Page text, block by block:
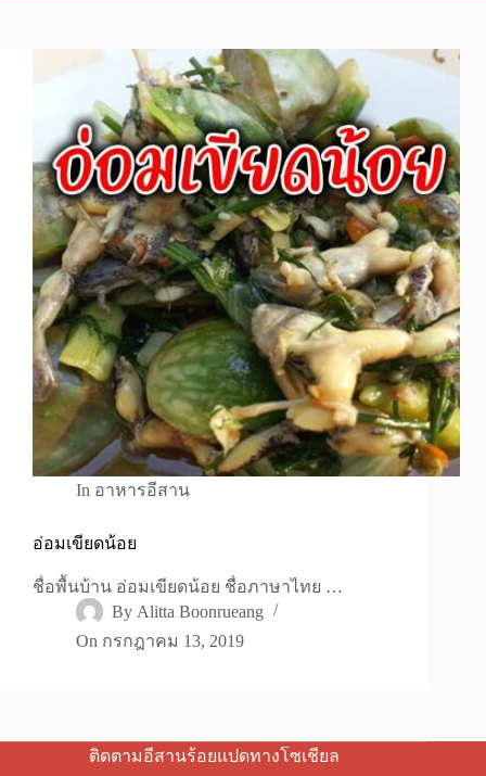
In อาหารอีสาน
อ่อมเขียดน้อย
ชื่อพื้นบ้าน อ่อมเขียดน้อย ชื่อภาษาไทย …
By Alitta Boonrueang
On กรกฎาคม 13, 2019
ติดตามอีสานร้อยแปดทางโซเชียล